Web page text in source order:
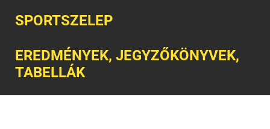
SPORTSZELEP
EREDMÉNYEK, JEGYZŐKÖNYVEK,
TABELLÁK